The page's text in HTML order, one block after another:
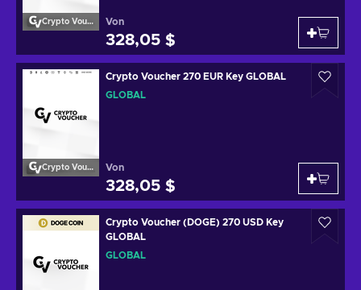
Crypto Voucher Von
328,05 $
Crypto Voucher
Crypto Voucher 270 EUR Key GLOBAL
GLOBAL
Von
328,05 $
Crypto Voucher (DOGE) 270 USD Key
GLOBAL
GLOBAL